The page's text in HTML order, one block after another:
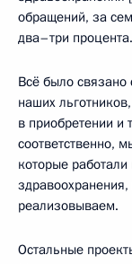
обращений, за
два–три процента.
Всё было связано
наших
в приобретении и
соответственно,
которые работали
реализовываем.
Остальные